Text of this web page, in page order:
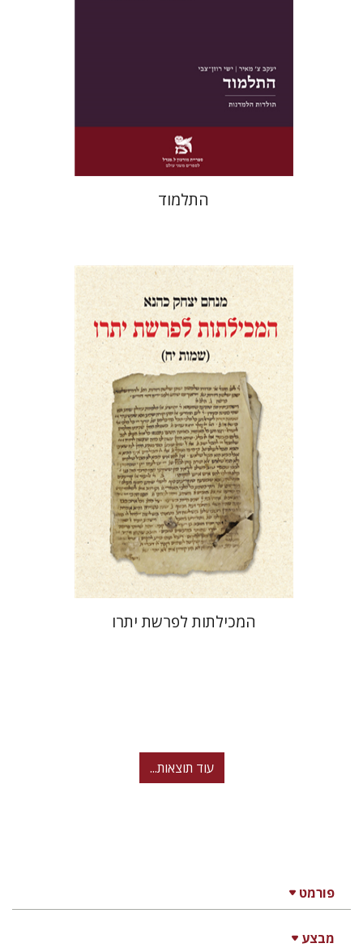
פורמט
מבצע
הנחת אתר ספר מודפס
$42
$38
התלמוד
מנחם יצחק כהנא
הנחת אתר ספר מודפס
$46
$41
המכילתות לפרשת יתרו
עוד תוצאות...